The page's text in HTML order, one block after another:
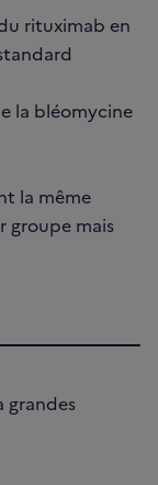
rituximab en
la bléomycine
la même
groupe mais
grandes